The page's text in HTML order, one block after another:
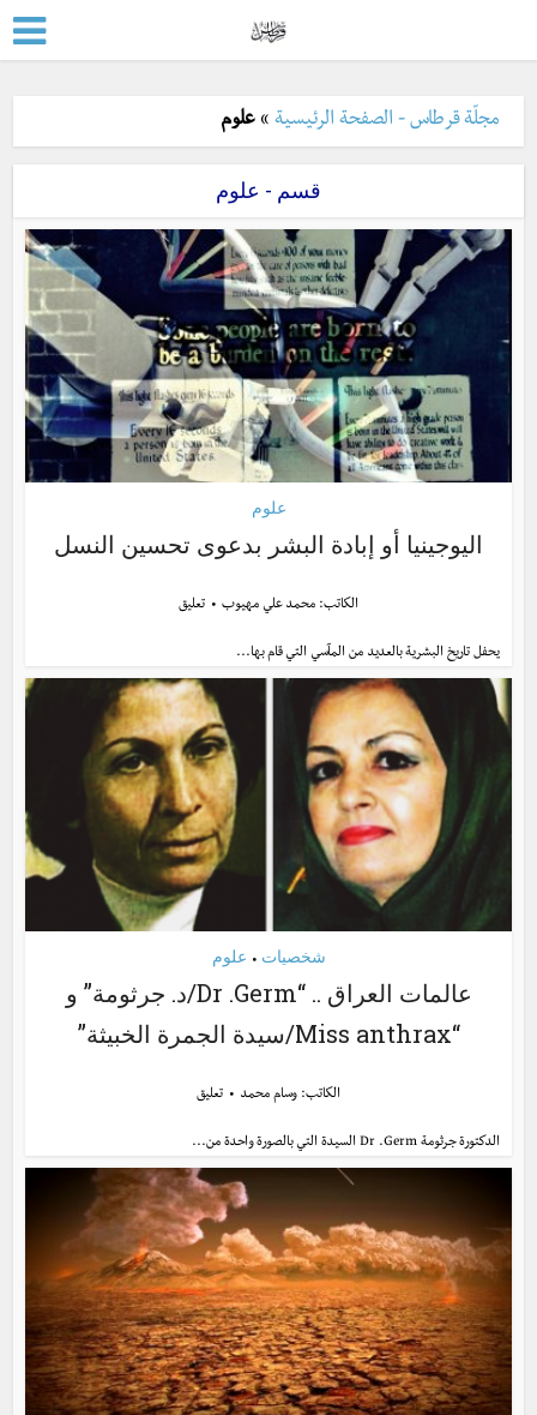
مجلّة قرطاس - الصفحة الرئيسية »علوم
قسم - علوم
علوم
اليوجينيا أو إبادة البشر بدعوى تحسين النسل
الكاتب: محمد علي مهيوب تعليق
يحفل تاريخ البشرية بالعديد من المآسي التي قام بها...
شخصيات • علوم
عالمات العراق .. “Dr .Germ/د. جرثومة” و
“Miss anthrax/سيدة الجمرة الخبيثة”
الكاتب: وسام محمد تعليق
الدكتورة جرثومة Dr .Germ السيدة التي بالصورة واحدة من...